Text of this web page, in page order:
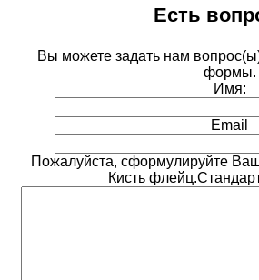
Есть
Вы можете задать нам
формы.
Имя:
Email
Пожалуйста, сформулируйте
Кисть